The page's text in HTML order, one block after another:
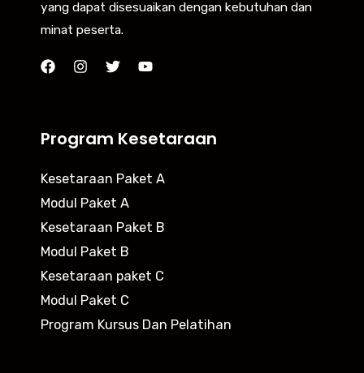
yang dapat disesuaikan dengan kebutuhan dan
minat peserta.
Program Kesetaraan
Kesetaraan Paket A
Modul Paket A
Kesetaraan Paket B
Modul Paket B
Kesetaraan paket C
Modul Paket C
Program Kursus Dan Pelatihan